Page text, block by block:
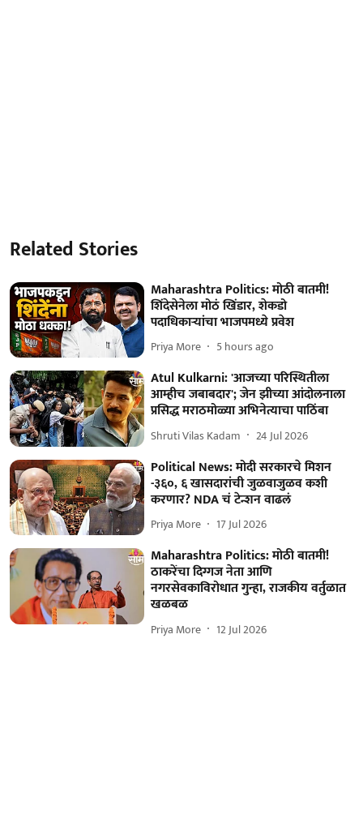
Related Stories
Maharashtra Politics: मोठी बातमी!
शिंदेसेनेला मोठं खिंडार, शेकडो
पदाधिकाऱ्यांचा भाजपमध्ये प्रवेश
Priya More 5 hours ago
Atul Kulkarni: 'आजच्या परिस्थितीला
आम्हीच जबाबदार'; जेन झीच्या आंदोलनाला
प्रसिद्ध मराठमोळ्या अभिनेत्याचा पाठिंबा
Shruti Vilas Kadam 24 Jul 2026
Political News: मोदी सरकारचे मिशन
-३६०, ६ खासदारांची जुळवाजुळव कशी
करणार? NDA चं टेन्शन वाढलं
Priya More 17 Jul 2026
Maharashtra Politics: मोठी बातमी!
ठाकरेंचा दिग्गज नेता आणि
नगरसेवकाविरोधात गुन्हा, राजकीय वर्तुळात
खळबळ
Priya More 12 Jul 2026